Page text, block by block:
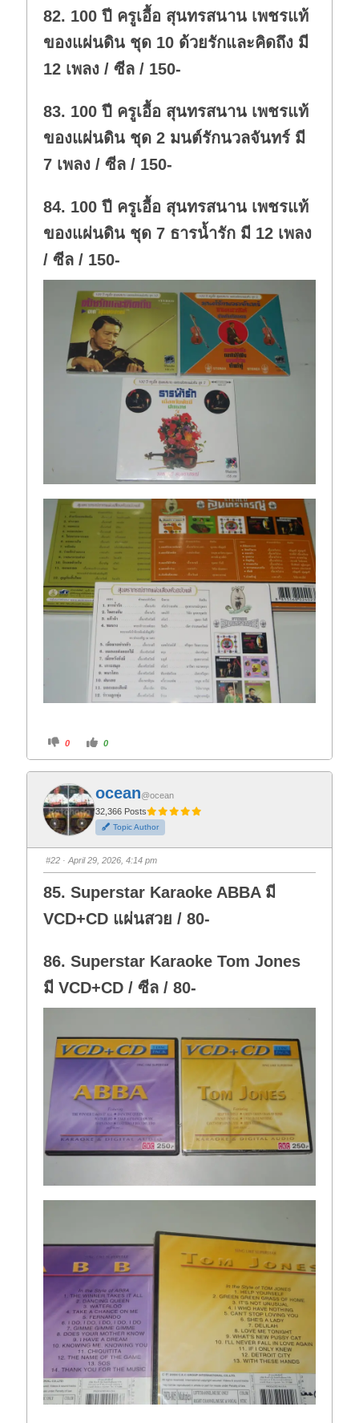
82. 100 ปี ครูเอื้อ สุนทรสนาน เพชรแท้
ของแผ่นดิน ชุด 10 ด้วยรักและคิดถึง มี
12 เพลง / ซีล / 150-
83. 100 ปี ครูเอื้อ สุนทรสนาน เพชรแท้
ของแผ่นดิน ชุด 2 มนต์รักนวลจันทร์ มี
7 เพลง / ซีล / 150-
84. 100 ปี ครูเอื้อ สุนทรสนาน เพชรแท้
ของแผ่นดิน ชุด 7 ธารน้ำรัก มี 12 เพลง
/ ซีล / 150-
C
i
k
f
o
r
t
h
u
m
b
d
o
n
.
0
C
i
k
o
r
t
h
u
m
b
u
p
0
ocean@ocean
32,366 Posts
Topic Author
#22 · April 29, 2026, 4:14 pm
85. Superstar Karaoke ABBA มี
VCD+CD แผ่นสวย / 80-
86. Superstar Karaoke Tom Jones
มี VCD+CD / ซีล / 80-